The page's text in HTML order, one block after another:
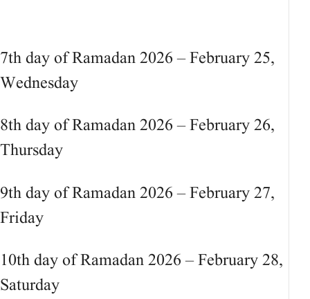
7th day of Ramadan 2026 – February 25,
Wednesday
8th day of Ramadan 2026 – February 26,
Thursday
9th day of Ramadan 2026 – February 27,
Friday
10th day of Ramadan 2026 – February 28,
Saturday